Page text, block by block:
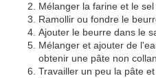
Mélanger la farine et le sel
Ramollir ou fondre le
Ajouter le beurre dans le
Mélanger et ajouter de
obtenir une pâte non
Travailler un peu la pâte